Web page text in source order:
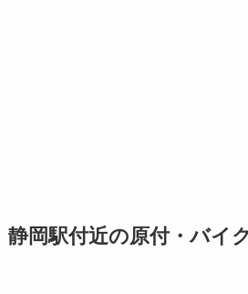
静岡駅付近の原付・バイ